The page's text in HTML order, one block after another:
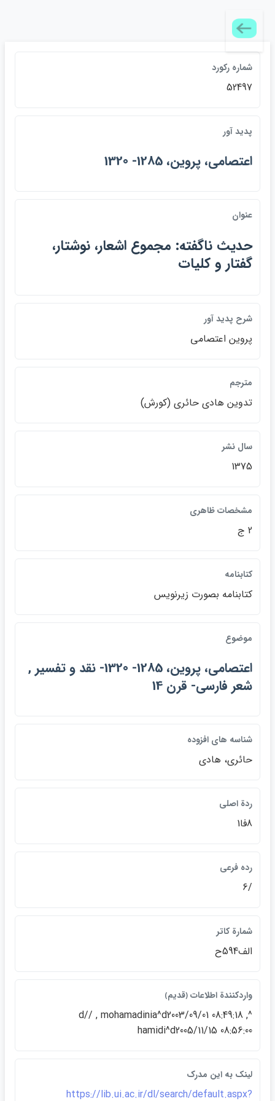
شماره ركورد
52497
پديد آور
اعتصامي، پروين، 1285- 1320
عنوان
حديث ناگفته: مجموع اشعار، نوشتار،
گفتار و كليات
شرح پديد آور
پروين اعتصامي
مترجم
تدوين هادي حائري (كورش)
سال نشر
1375
مشخصات ظاهري
2 ج
كتابنامه
كتابنامه بصورت زيرنويس
موضوع
اعتصامي، پروين، 1285- 1320- نقد و تفسير ,
شعر فارسي- قرن 14
شناسه هاي افزوده
حائري، هادي
ردة اصلي
8فا1
رده فرعي
/6
شمارة كاتر
الف594ح
واردكنندة اطلاعات ﴿قديم﴾
^d// , mohamadinia^d2003/09/01 08:49:18 ,
hamidi^d2005/11/15 08:56:00
لينک به اين مدرک
https://lib.ui.ac.ir/dl/search/default.aspx?